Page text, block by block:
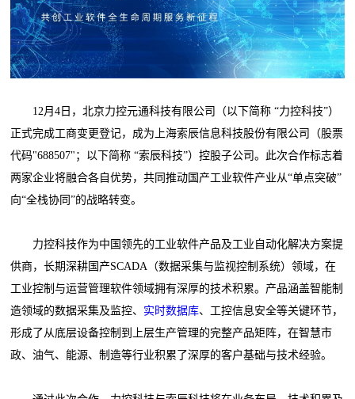
12月4日，北京力控元通科技有限公司（以下简称 “力控科技”）
正式完成工商变更登记，成为上海索辰信息科技股份有限公司（股票
代码"688507"；以下简称 “索辰科技”）控股子公司。此次合作标志着
两家企业将融合各自优势，共同推动国产工业软件产业从“单点突破”
向“全栈协同”的战略转变。
力控科技作为中国领先的工业软件产品及工业自动化解决方案提
供商，长期深耕国产SCADA（数据采集与监视控制系统）领域，在
工业控制与运营管理软件领域拥有深厚的技术积累。产品涵盖智能制
造领域的数据采集及监控、 实时数据库、工控信息安全等关键环节，
形成了从底层设备控制到上层生产管理的完整产品矩阵，在智慧市
政、油气、能源、制造等行业积累了深厚的客户基础与技术经验。